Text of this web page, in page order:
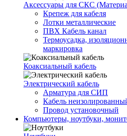
Аксессуары для СКС
Крепеж для кабеля
Лотки металлические
ПВХ Кабель канал
Термоусадка,
маркировка
Коаксиальный кабель
Электрический кабель
Арматура для СИП
Кабель
Провод установочный
Компьютеры, ноутбуки,